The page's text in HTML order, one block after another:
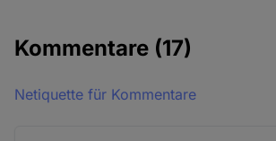
Kommentare (17)
Netiquette für Kommentare